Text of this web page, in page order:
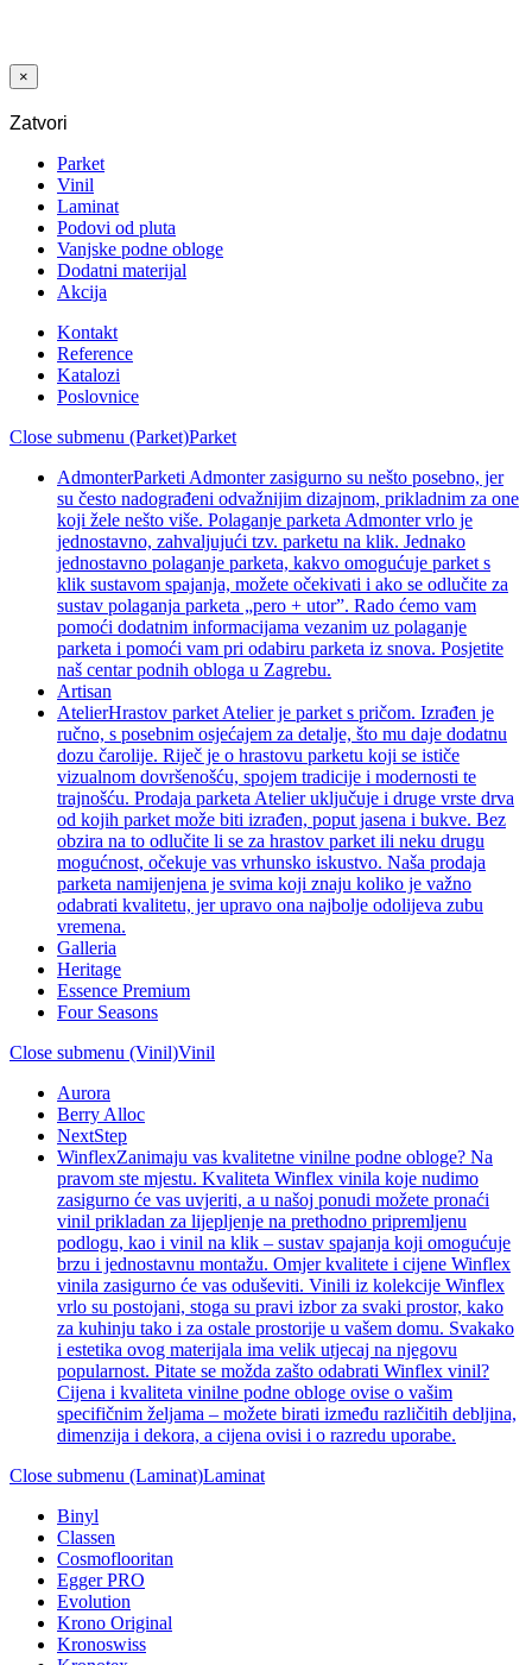
×
Zatvori
Parket
Vinil
Laminat
Podovi od pluta
Vanjske podne obloge
Dodatni materijal
Akcija
Kontakt
Reference
Katalozi
Poslovnice
Close submenu (Parket)Parket
AdmonterParketi Admonter zasigurno su nešto posebno, jer
su često nadograđeni odvažnijim dizajnom, prikladnim za one
koji žele nešto više. Polaganje parketa Admonter vrlo je
jednostavno, zahvaljujući tzv. parketu na klik. Jednako
jednostavno polaganje parketa, kakvo omogućuje parket s
klik sustavom spajanja, možete očekivati i ako se odlučite za
sustav polaganja parketa „pero + utor”. Rado ćemo vam
pomoći dodatnim informacijama vezanim uz polaganje
parketa i pomoći vam pri odabiru parketa iz snova. Posjetite
naš centar podnih obloga u Zagrebu.
Artisan
AtelierHrastov parket Atelier je parket s pričom. Izrađen je
ručno, s posebnim osjećajem za detalje, što mu daje dodatnu
dozu čarolije. Riječ je o hrastovu parketu koji se ističe
vizualnom dovršenošću, spojem tradicije i modernosti te
trajnošću. Prodaja parketa Atelier uključuje i druge vrste drva
od kojih parket može biti izrađen, poput jasena i bukve. Bez
obzira na to odlučite li se za hrastov parket ili neku drugu
mogućnost, očekuje vas vrhunsko iskustvo. Naša prodaja
parketa namijenjena je svima koji znaju koliko je važno
odabrati kvalitetu, jer upravo ona najbolje odolijeva zubu
vremena.
Galleria
Heritage
Essence Premium
Four Seasons
Close submenu (Vinil)Vinil
Aurora
Berry Alloc
NextStep
WinflexZanimaju vas kvalitetne vinilne podne obloge? Na
pravom ste mjestu. Kvaliteta Winflex vinila koje nudimo
zasigurno će vas uvjeriti, a u našoj ponudi možete pronaći
vinil prikladan za lijepljenje na prethodno pripremljenu
podlogu, kao i vinil na klik – sustav spajanja koji omogućuje
brzu i jednostavnu montažu. Omjer kvalitete i cijene Winflex
vinila zasigurno će vas oduševiti. Vinili iz kolekcije Winflex
vrlo su postojani, stoga su pravi izbor za svaki prostor, kako
za kuhinju tako i za ostale prostorije u vašem domu. Svakako
i estetika ovog materijala ima velik utjecaj na njegovu
popularnost. Pitate se možda zašto odabrati Winflex vinil?
Cijena i kvaliteta vinilne podne obloge ovise o vašim
specifičnim željama – možete birati između različitih debljina,
dimenzija i dekora, a cijena ovisi i o razredu uporabe.
Close submenu (Laminat)Laminat
Binyl
Classen
Cosmoflooritan
Egger PRO
Evolution
Krono Original
Kronoswiss